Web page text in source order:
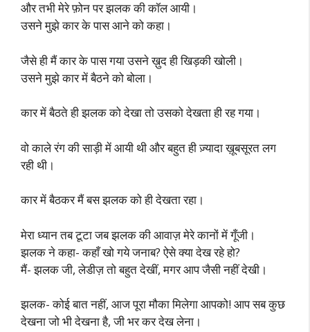
और तभी मेरे फ़ोन पर झलक की कॉल आयी।
उसने मुझे कार के पास आने को कहा।
जैसे ही मैं कार के पास गया उसने ख़ुद ही खिड़की खोली।
उसने मुझे कार में बैठने को बोला।
कार में बैठते ही झलक को देखा तो उसको देखता ही रह गया।
वो काले रंग की साड़ी में आयी थी और बहुत ही ज़्यादा ख़ूबसूरत लग
रही थी।
कार में बैठकर मैं बस झलक को ही देखता रहा।
मेरा ध्यान तब टूटा जब झलक की आवाज़ मेरे कानों में गूँजी।
झलक ने कहा- कहाँ खो गये जनाब? ऐसे क्या देख रहे हो?
मैं- झलक जी, लेडीज़ तो बहुत देखीं, मगर आप जैसी नहीं देखी।
झलक- कोई बात नहीं, आज पूरा मौका मिलेगा आपको! आप सब कुछ
देखना जो भी देखना है, जी भर कर देख लेना।